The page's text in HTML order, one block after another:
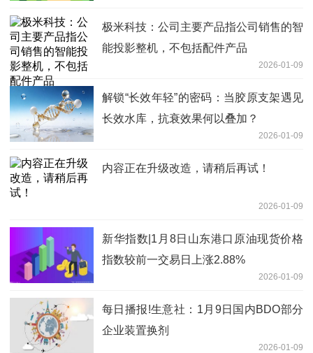
极米科技：公司主要产品指公司销售的智
能投影整机，不包括配件产品
2026-01-09
解锁“长效年轻”的密码：当胶原支架遇见
长效水库，抗衰效果何以叠加？
2026-01-09
内容正在升级改造，请稍后再试！
2026-01-09
新华指数|1月8日山东港口原油现货价格
指数较前一交易日上涨2.88%
2026-01-09
每日播报!生意社：1月9日国内BDO部分
企业装置换剂
2026-01-09